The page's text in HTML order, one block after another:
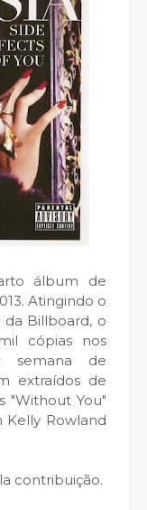
álbum de
Atingindo o
Billboard, o
cópias nos
semana de
extraídos de
"Without You"
Rowland
contribuição.